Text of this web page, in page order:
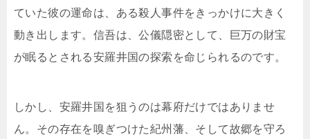
ていた彼の運命は、ある殺人事件をきっかけに大きく
動き出します。信吾は、公儀隠密として、巨万の財宝
が眠るとされる安羅井国の探索を命じられるのです。
しかし、安羅井国を狙うのは幕府だけではありませ
ん。その存在を嗅ぎつけた紀州藩、そして故郷を守ろ